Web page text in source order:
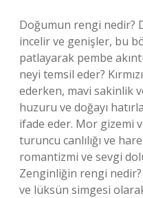
Doğumun rengi nedir?
incelir ve genişler, bu
patlayarak pembe
neyi temsil eder?
ederken, mavi sakinlik
huzuru ve doğayı
ifade eder. Mor gizemi
turuncu canlılığı ve
romantizmi ve sevgi
Zenginliğin rengi
ve lüksün simgesi